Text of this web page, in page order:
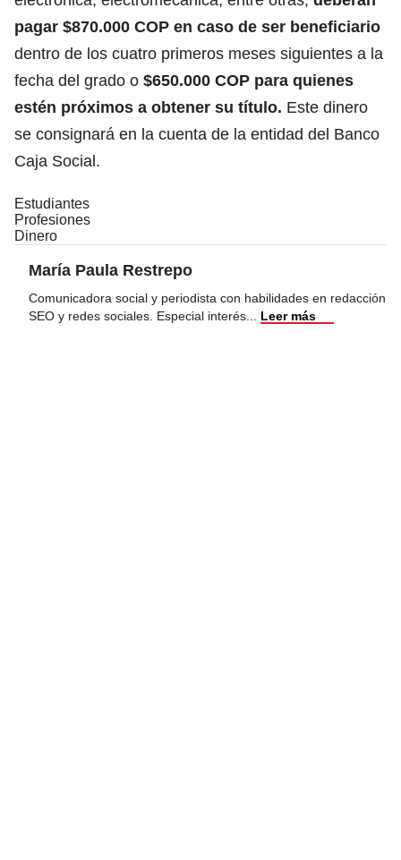
pagar $870.000 COP en caso de ser beneficiario
dentro de los cuatro primeros meses siguientes a la
fecha del grado o $650.000 COP para quienes
estén próximos a obtener su título. Este dinero
se consignará en la cuenta de la entidad del Banco
Caja Social.
Estudiantes
Profesiones
Dinero
María Paula Restrepo
Comunicadora social y periodista con habilidades en redacción
SEO y redes sociales. Especial interés
Leer más